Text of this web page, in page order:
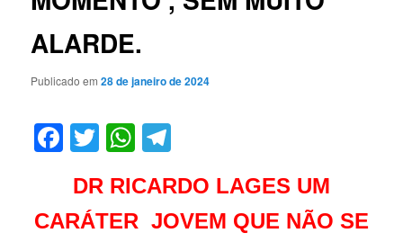
ALARDE.
Publicado em28 de janeiro de 2024
Facebook
TwitterWhatsApp
DR RICARDO LAGES UM
CARÁTER JOVEM QUE NÃO SE